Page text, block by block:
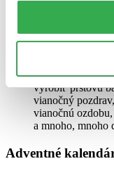
myšku a či to stihne
detičky rôzne
vyskúšať a
vyrobiť prstovú
vianočný
vianočnú
a mnoho, mnoho
Adventné